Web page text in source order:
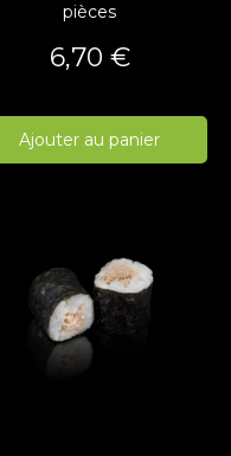
pièces
Prix
6,70 €
Ajouter au panier